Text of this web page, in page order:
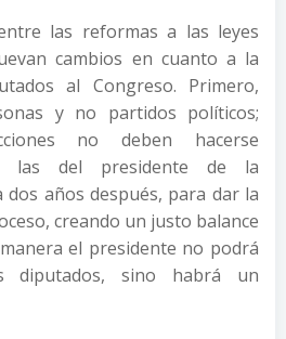
las reformas a las leyes
cambios en cuanto a la
al Congreso. Primero,
y no partidos políticos;
no deben hacerse
las del presidente de la
dos años después, para dar la
creando un justo balance
el presidente no podrá
diputados, sino habrá un